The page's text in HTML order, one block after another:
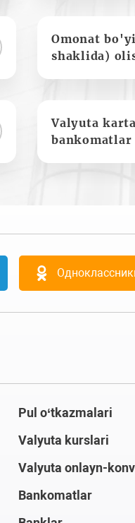
Omonat
shaklida)
Valyuta
Pul o‘tkazmalari
Valyuta kurslari
Valyuta onlayn-
Bankomatlar